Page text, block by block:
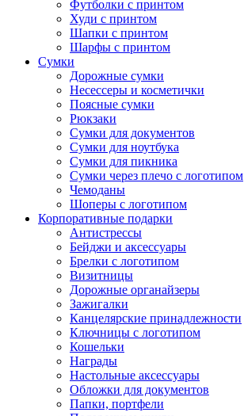
Футболки с принтом
Худи с принтом
Шапки с принтом
Шарфы с принтом
Сумки
Дорожные сумки
Несессеры и косметички
Поясные сумки
Рюкзаки
Сумки для документов
Сумки для ноутбука
Сумки для пикника
Сумки через плечо с логотипом
Чемоданы
Шоперы с логотипом
Корпоративные подарки
Антистрессы
Бейджи и аксессуары
Брелки с логотипом
Визитницы
Дорожные органайзеры
Зажигалки
Канцелярские принадлежности
Ключницы с логотипом
Кошельки
Награды
Настольные аксессуары
Обложки для документов
Папки, портфели